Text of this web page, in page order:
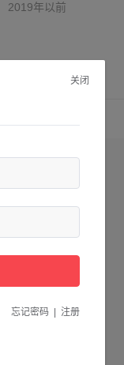
2019年以前
关闭
忘记密码 注册